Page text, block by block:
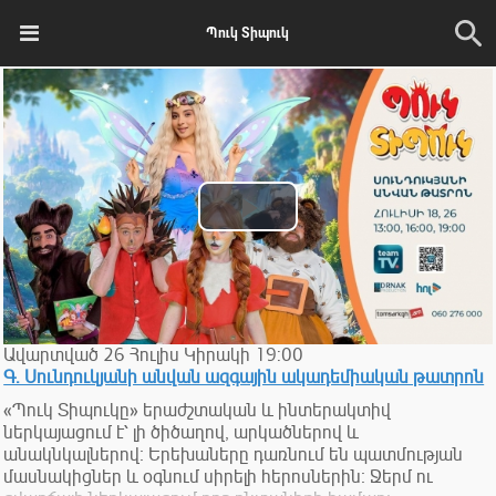
Պուկ Տիպուկ
Play
Video
Ավարտված 26 Հուլիս Կիրակի 19:00
Գ. Սունդուկյանի անվան ազգային ակադեմիական թատրոն
«Պուկ Տիպուկը» երաժշտական և ինտերակտիվ
ներկայացում է՝ լի ծիծաղով, արկածներով և
անակնկալներով։ Երեխաները դառնում են պատմության
մասնակիցներ և օգնում սիրելի հերոսներին։ Ջերմ ու